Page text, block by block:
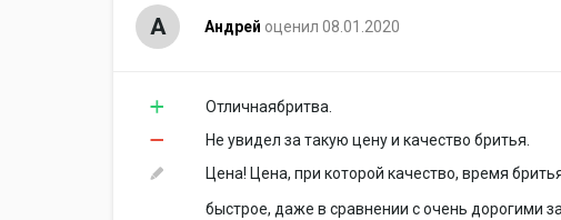
А Андрей оценил 08.01.2020
Отличнаябритва.
Не увидел за такую цену и качество бритья.
Цена! Цена, при которой качество, время
быстрое, даже в сравнении с очень дорогими